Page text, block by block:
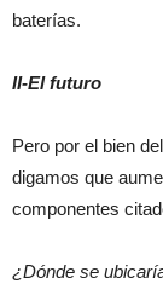
baterías.
II-El futuro
Pero por el bien
digamos que
componentes
¿Dónde se